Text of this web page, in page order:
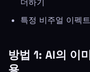
더하기
특정 비주얼 이펙
방법 1: AI의 이
용